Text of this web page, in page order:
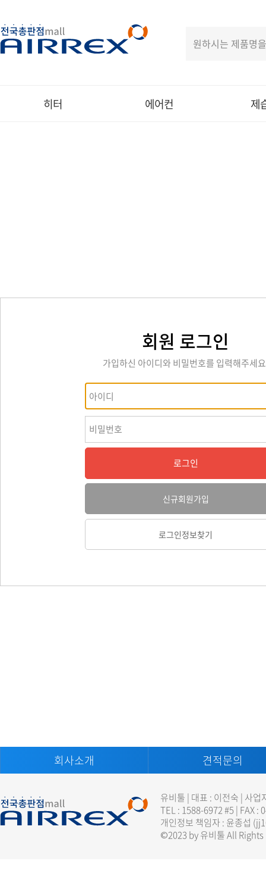
히터 에어컨 제
회원 로그인
가입하신 아이디와 비밀번호를 입력해주세
로그인
신규회원가입
로그인정보찾기
회사소개 견적문의
유비툴 | 대표 : 이전숙 | 사
TEL : 1588-6972 #5 | FAX :
개인정보 책임자 : 윤종섭 (
©2023 by 유비툴 All Rights